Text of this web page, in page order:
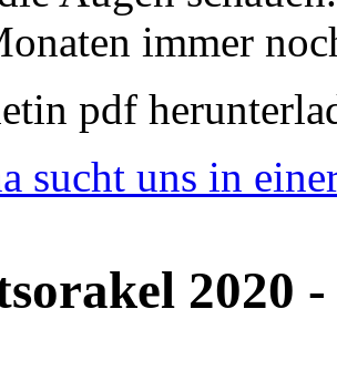
immer
pdf
sucht uns in
2020